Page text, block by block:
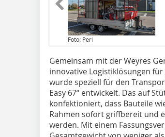
Foto: Peri
Gemeinsam mit der Weyres
innovative Logistiklösungen für
wurde speziell für den
Easy 67“ entwickelt. Das auf
konfektioniert, dass Bauteile
Rahmen sofort griffbereit und
werden. Mit einem